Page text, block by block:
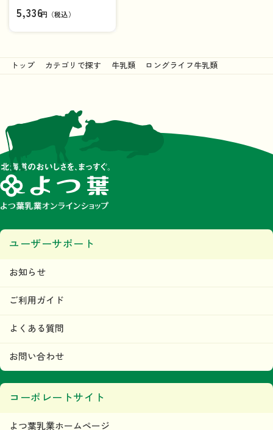
ス）【送料込み】
5,336円（税込）
トップ カテゴリで探す 牛乳類 ロングライフ牛乳類
ユーザーサポート
お知らせ
ご利用ガイド
よくある質問
お問い合わせ
コーポレートサイト
よつ葉乳業ホームページ